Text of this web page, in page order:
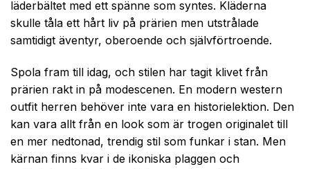
läderbältet med ett spänne som syntes. Kläderna
skulle tåla ett hårt liv på prärien men utstrålade
samtidigt äventyr, oberoende och självförtroende.
Spola fram till idag, och stilen har tagit klivet från
prärien rakt in på modescenen. En modern western
outfit herren behöver inte vara en historielektion. Den
kan vara allt från en look som är trogen originalet till
en mer nedtonad, trendig stil som funkar i stan. Men
kärnan finns kvar i de ikoniska plaggen och